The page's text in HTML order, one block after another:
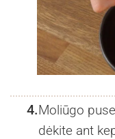
4.Moliūgo
dėkite ant